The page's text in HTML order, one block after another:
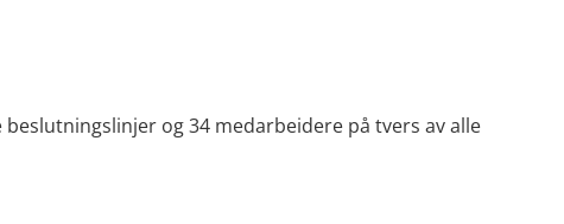
og 34 medarbeidere på tvers av alle